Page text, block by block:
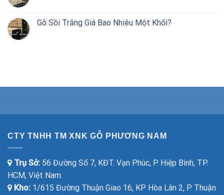
Gỗ Sồi Trắng Giá Bao Nhiêu Một Khối?
CTY TNHH TM XNK GỖ PHƯƠNG NAM
Trụ Sở: 56 Đường Số 7, KĐT. Vạn Phúc, P. Hiệp Bình, TP.
HCM, Việt Nam.
Kho: 1/615 Đường Thuận Giao 16, KP Hòa Lân 2, P. Thuận